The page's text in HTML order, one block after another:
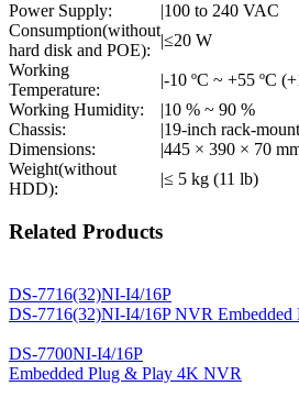
Power Supply:
|100 to 240 VAC
Consumption(without
hard disk and POE):
|≤20 W
Working
Temperature:
|-10 ºC ~ +55 ºC
Working Humidity:
|10 % ~ 90 %
Chassis:
|19-inch rack-
Dimensions:
|445 × 390 × 70
Weight(without
HDD):
|≤ 5 kg (11 lb)
Related Products
DS-7716(32)NI-I4/16P
DS-7716(32)NI-I4/16P NVR Embedded
DS-7700NI-I4/16P
Embedded Plug & Play 4K NVR